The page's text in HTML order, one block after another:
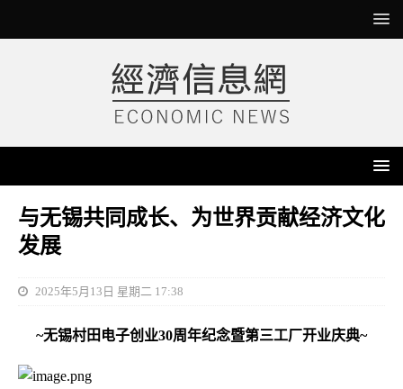
与无锡共同成长、为世界贡献经济文化
发展
2025年5月13日 星期二 17:38
~无锡村田电子创业30周年纪念暨第三工厂开业庆典~